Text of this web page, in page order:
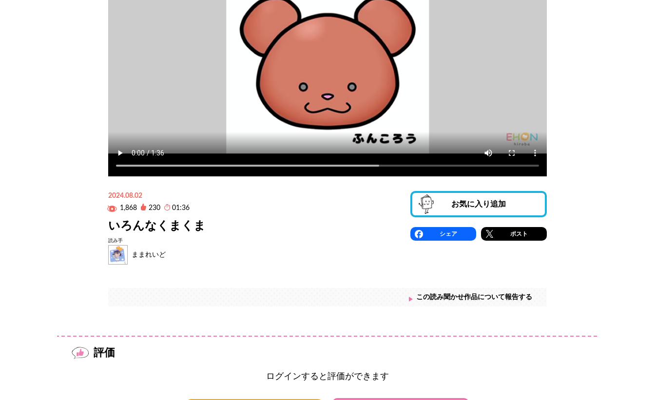
2024.08.02
1,868
230 01:36
いろんなくまくま
読み手
ままれいど
お気に入り追加
シェア ポスト
この読み聞かせ作品について報告する
評価
ログインすると評価ができます